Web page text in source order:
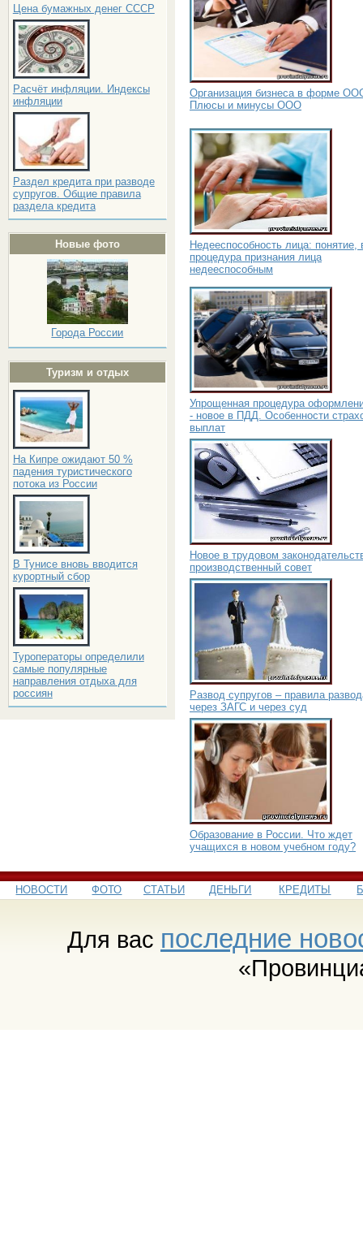
Цена бумажных денег СССР
Расчёт инфляции. Индексы
инфляции
Раздел кредита при разводе
супругов. Общие правила
раздела кредита
Новые фото
Города России
Туризм и отдых
На Кипре ожидают 50 %
падения туристического
потока из России
В Тунисе вновь вводится
курортный сбор
Туроператоры определили
самые популярные
направления отдыха для
россиян
Организация бизнеса в форме
Плюсы и минусы ООО
Недееспособность лица: понятие,
процедура признания лица
недееспособным
Упрощенная процедура
- новое в ПДД. Особенности
выплат
Новое в трудовом
производственный совет
Развод супругов – правила
через ЗАГС и через суд
Образование в России. Что ждет
учащихся в новом учебном году?
НОВОСТИ ФОТО СТАТЬИ ДЕНЬГИ КРЕДИТЫ
Для вас последние